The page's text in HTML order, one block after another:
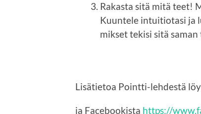
Rakasta sitä mitä teet!
Kuuntele intuitiotasi ja
mikset tekisi sitä
Lisätietoa Pointti-lehdestä
ja Facebookista https://